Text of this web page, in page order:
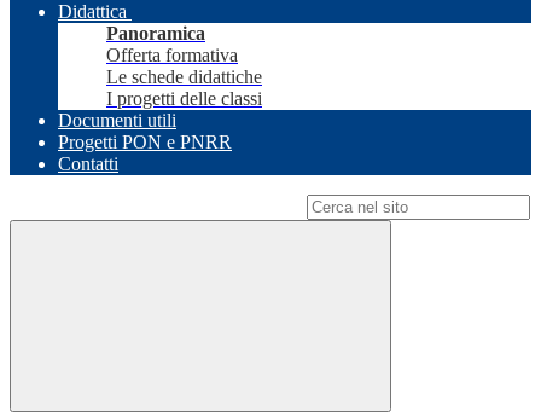
Didattica
Panoramica
Offerta formativa
Le schede didattiche
I progetti delle classi
Documenti utili
Progetti PON e PNRR
Contatti